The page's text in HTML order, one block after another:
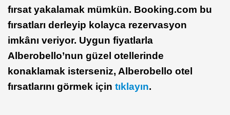
fırsat yakalamak mümkün. Booking.com bu
fırsatları derleyip kolayca rezervasyon
imkânı veriyor. Uygun fiyatlarla
Alberobello’nun güzel otellerinde
konaklamak isterseniz, Alberobello otel
fırsatlarını görmek için tıklayın.